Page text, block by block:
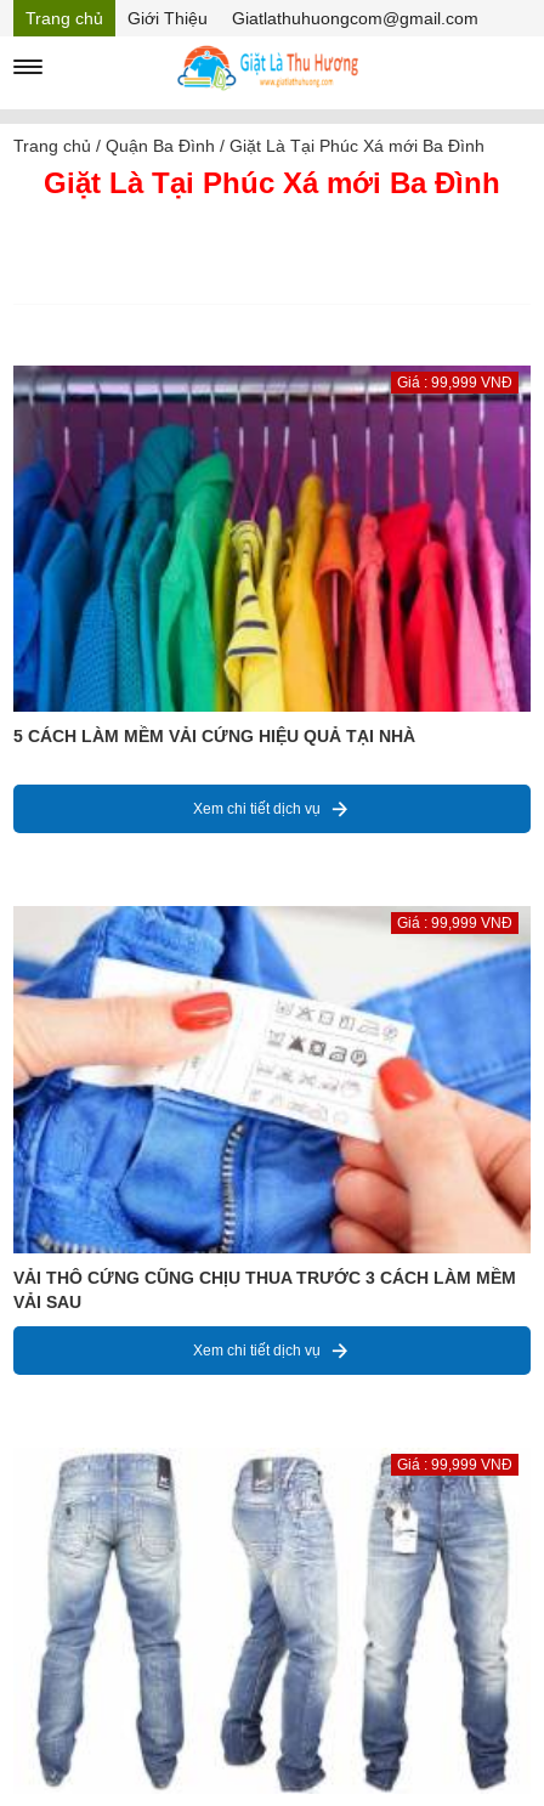
Trang chủ Giới Thiệu
Giatlathuhuongcom@gmail.com
Mã Giảm giá
Trang chủ /Quận Ba Đình /Giặt Là Tại Phúc Xá mới Ba Đình
Giặt Là Tại Phúc Xá mới Ba Đình
Giá : 99,999 VNĐ
5 CÁCH LÀM MỀM VẢI CỨNG HIỆU QUẢ TẠI NHÀ
Xem chi tiết dịch vụ
Giá : 99,999 VNĐ
VẢI THÔ CỨNG CŨNG CHỊU THUA TRƯỚC 3 CÁCH LÀM MỀM
VẢI SAU
Xem chi tiết dịch vụ
Giá : 99,999 VNĐ